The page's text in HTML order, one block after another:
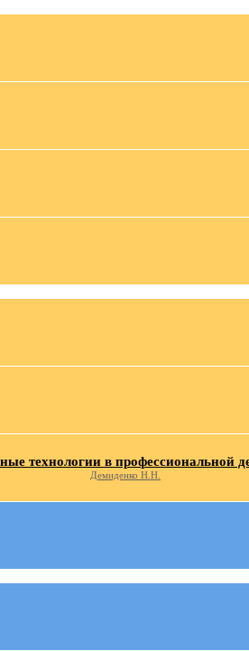
технологии в профессиональной
Демиденко Н.Н.